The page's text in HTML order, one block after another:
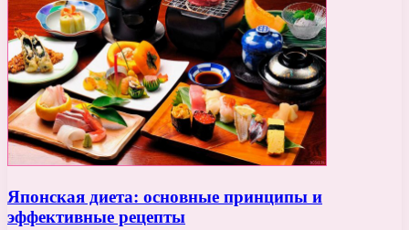
Японская диета: основные принципы и
эффективные рецепты